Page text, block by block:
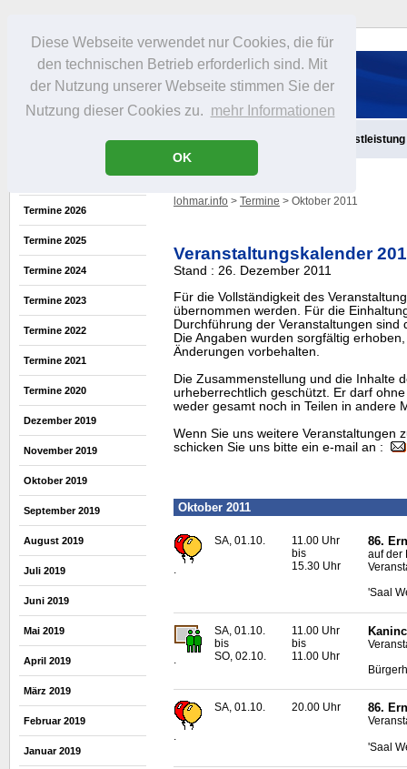
Diese Webseite verwendet nur Cookies, die für
den technischen Betrieb erforderlich sind. Mit
der Nutzung unserer Webseite stimmen Sie der
Nutzung dieser Cookies zu. mehr Informationen
OK
Infos Freizeit Gastronomie Dienstleistung
Termine 2026
Termine 2025
Termine 2024
Termine 2023
Termine 2022
Termine 2021
Termine 2020
Dezember 2019
November 2019
Oktober 2019
September 2019
August 2019
Juli 2019
Juni 2019
Mai 2019
April 2019
März 2019
Februar 2019
Januar 2019
lohmar.info > Termine > Oktober 2011
Veranstaltungskalender
Stand : 26. Dezember 2011
Für die Vollständigkeit des
übernommen werden. Für die
Durchführung der Veranstaltungen sind
Die Angaben wurden sorgfältig
Änderungen vorbehalten.
Die Zusammenstellung und die Inhalte
urheberrechtlich geschützt. Er darf
weder gesamt noch in Teilen in andere
Wenn Sie uns weitere Veranstaltungen
schicken Sie uns bitte ein e-mail an :
Oktober 2011
SA, 01.10.
11.00 Uhr
bis
15.30 Uhr
86.
auf der
'Saal
SA, 01.10.
bis
SO, 02.10.
11.00 Uhr
bis
11.00 Uhr
.
SA, 01.10. 20.00 Uhr 86.
'Saal